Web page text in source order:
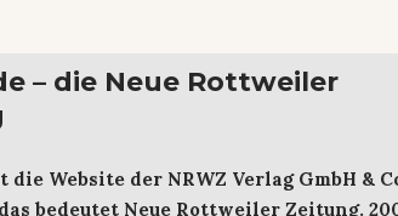
– die Neue Rottweiler
die Website der NRWZ Verlag GmbH &
das bedeutet Neue Rottweiler Zeitung.